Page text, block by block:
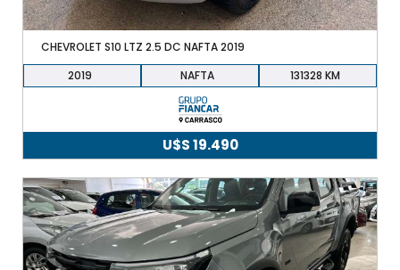
CHEVROLET S10 LTZ 2.5 DC NAFTA 2019
2019
NAFTA 131328
U$S19.490